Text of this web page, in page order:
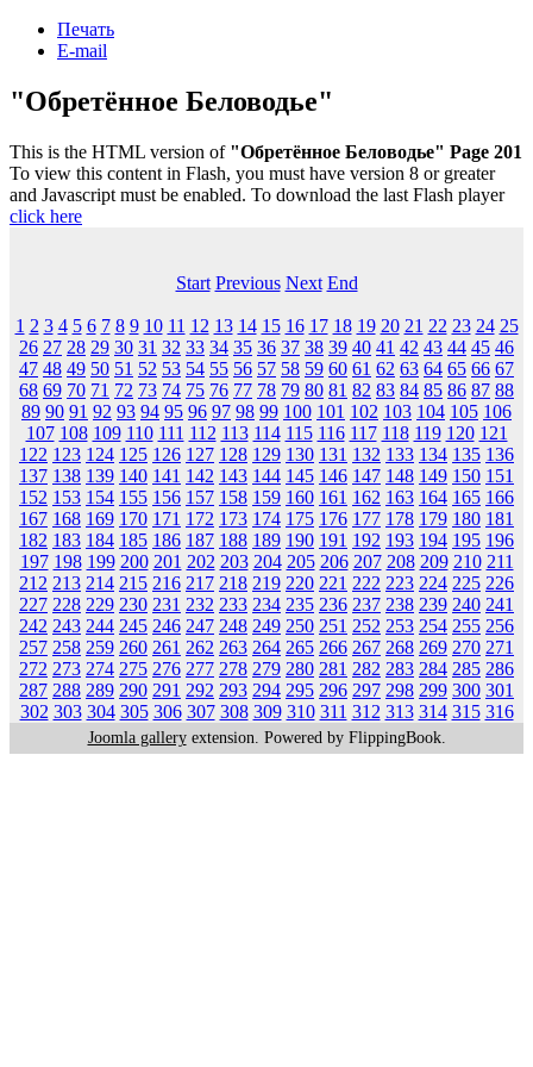
Печать
E-mail
"Обретённое Беловодье"
This is the HTML version of "Обретённое Беловодье" Page 201
To view this content in Flash, you must have version 8 or greater
and Javascript must be enabled. To download the last Flash player
click here
Start Previous Next End
1 2 3 4 5 6 7 8 9 10 11 12 13 14 15 16 17 18 19 20 21 22 23 24 25
26 27 28 29 30 31 32 33 34 35 36 37 38 39 40 41 42 43 44 45 46
47 48 49 50 51 52 53 54 55 56 57 58 59 60 61 62 63 64 65 66 67
68 69 70 71 72 73 74 75 76 77 78 79 80 81 82 83 84 85 86 87 88
89 90 91 92 93 94 95 96 97 98 99 100 101 102 103 104 105 106
107 108 109 110 111 112 113 114 115 116 117 118 119 120 121
122 123 124 125 126 127 128 129 130 131 132 133 134 135 136
137 138 139 140 141 142 143 144 145 146 147 148 149 150 151
152 153 154 155 156 157 158 159 160 161 162 163 164 165 166
167 168 169 170 171 172 173 174 175 176 177 178 179 180 181
182 183 184 185 186 187 188 189 190 191 192 193 194 195 196
197 198 199 200 201 202 203 204 205 206 207 208 209 210 211
212 213 214 215 216 217 218 219 220 221 222 223 224 225 226
227 228 229 230 231 232 233 234 235 236 237 238 239 240 241
242 243 244 245 246 247 248 249 250 251 252 253 254 255 256
257 258 259 260 261 262 263 264 265 266 267 268 269 270 271
272 273 274 275 276 277 278 279 280 281 282 283 284 285 286
287 288 289 290 291 292 293 294 295 296 297 298 299 300 301
302 303 304 305 306 307 308 309 310 311 312 313 314 315 316
Joomla galleryextension. Powered by FlippingBook.